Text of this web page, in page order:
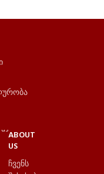
ABOUT
US
ჩვენს